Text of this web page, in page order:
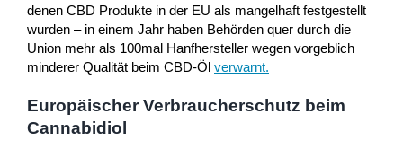
denen CBD Produkte in der EU als mangelhaft festgestellt
wurden – in einem Jahr haben Behörden quer durch die
Union mehr als 100mal Hanfhersteller wegen vorgeblich
minderer Qualität beim CBD-Öl verwarnt.
Europäischer Verbraucherschutz beim
Cannabidiol